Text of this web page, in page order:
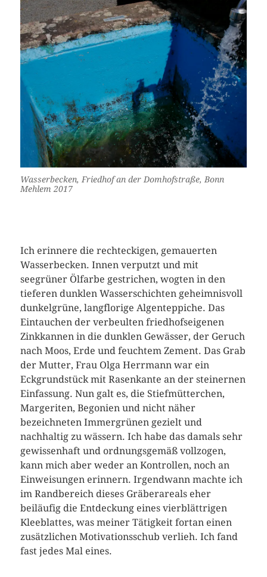
Wasserbecken, Friedhof an der Domhofstraße, Bonn
Mehlem 2017
Ich erinnere die rechteckigen, gemauerten
Wasserbecken. Innen verputzt und mit
seegrüner Ölfarbe gestrichen, wogten in den
tieferen dunklen Wasserschichten geheimnisvoll
dunkelgrüne, langflorige Algenteppiche. Das
Eintauchen der verbeulten friedhofseigenen
Zinkkannen in die dunklen Gewässer, der Geruch
nach Moos, Erde und feuchtem Zement. Das Grab
der Mutter, Frau Olga Herrmann war ein
Eckgrundstück mit Rasenkante an der steinernen
Einfassung. Nun galt es, die Stiefmütterchen,
Margeriten, Begonien und nicht näher
bezeichneten Immergrünen gezielt und
nachhaltig zu wässern. Ich habe das damals sehr
gewissenhaft und ordnungsgemäß vollzogen,
kann mich aber weder an Kontrollen, noch an
Einweisungen erinnern. Irgendwann machte ich
im Randbereich dieses Gräberareals eher
beiläufig die Entdeckung eines vierblättrigen
Kleeblattes, was meiner Tätigkeit fortan einen
zusätzlichen Motivationsschub verlieh. Ich fand
fast jedes Mal eines.